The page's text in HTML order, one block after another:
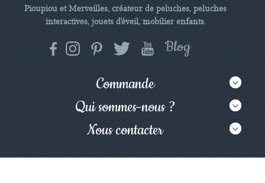
Pioupiou et Merveilles, créateur de peluches, peluches
interactives, jouets d'éveil, mobilier enfants.
Commande
Qui sommes-nous ?
Nous contacter